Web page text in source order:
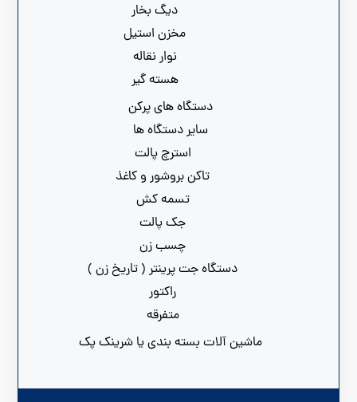
دیگ بخار
مخزن استیل
نوار نقاله
هسته گیر
دستگاه های پرکن
سایر دستگاه ها
استرچ پالت
تاکن بروشور و کاغذ
تسمه کش
جک پالت
چسب زن
دستگاه جت پرینتر ( تاریخ زن )
راکتور
متفرقه
ماشین آلات بسته بندی یا شرینک پک